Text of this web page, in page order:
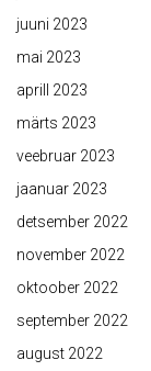
juuni 2023
mai 2023
aprill 2023
märts 2023
veebruar 2023
jaanuar 2023
detsember 2022
november 2022
oktoober 2022
september 2022
august 2022